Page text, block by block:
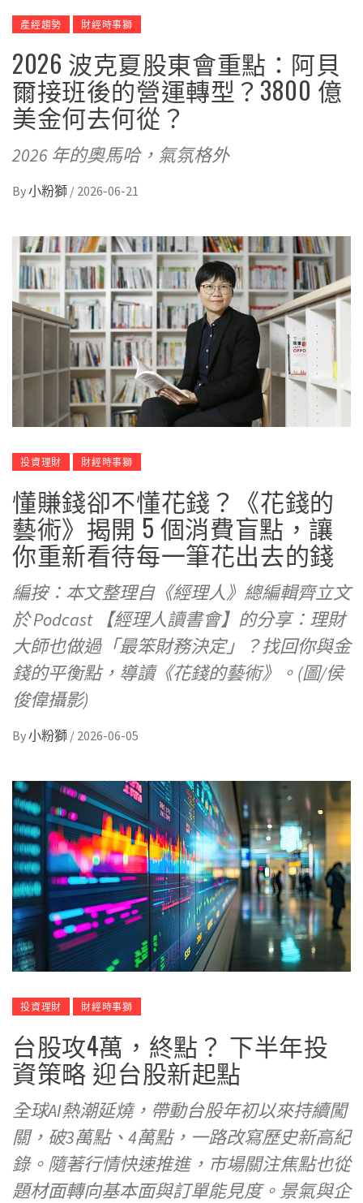
產經趨勢 財經時事獅
2026 波克夏股東會重點：阿貝
爾接班後的營運轉型？3800 億
美金何去何從？
2026 年的奧馬哈，氣氛格外
By小粉獅 / 2026-06-21
投資理財 財經時事獅
懂賺錢卻不懂花錢？《花錢的
藝術》揭開 5 個消費盲點，讓
你重新看待每一筆花出去的錢
編按：本文整理自《經理人》總編輯齊立文
於 Podcast 【經理人讀書會】的分享：理財
大師也做過「最笨財務決定」？找回你與金
錢的平衡點，導讀《花錢的藝術》。(圖/侯
俊偉攝影)
By小粉獅 / 2026-06-05
投資理財 財經時事獅
台股攻4萬，終點？ 下半年投
資策略 迎台股新起點
全球AI熱潮延燒，帶動台股年初以來持續闖
關，破3萬點、4萬點，一路改寫歷史新高紀
錄。隨著行情快速推進，市場關注焦點也從
題材面轉向基本面與訂單能見度。景氣與企